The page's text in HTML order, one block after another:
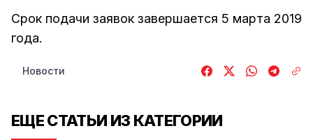
Срок подачи заявок завершается 5 марта 2019
года.
Новости
ЕЩЕ СТАТЬИ ИЗ КАТЕГОРИИ